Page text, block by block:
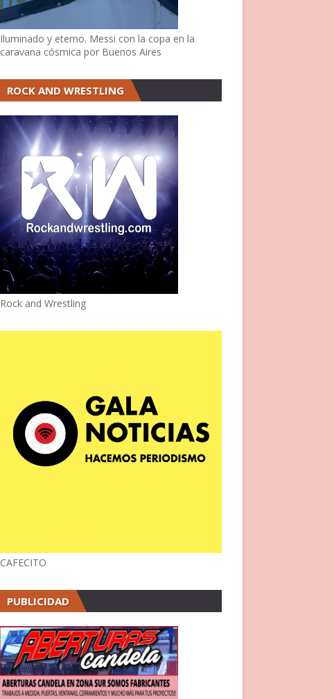
Iluminado y eterno. Messi con la copa en la
caravana cósmica por Buenos Aires
ROCK AND WRESTLING
Rock and Wrestling
CAFECITO
PUBLICIDAD